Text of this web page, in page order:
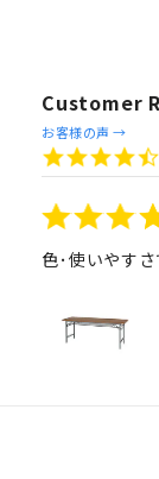
Customer
Reviews
carousel
お客様の声 →
色･使いやす